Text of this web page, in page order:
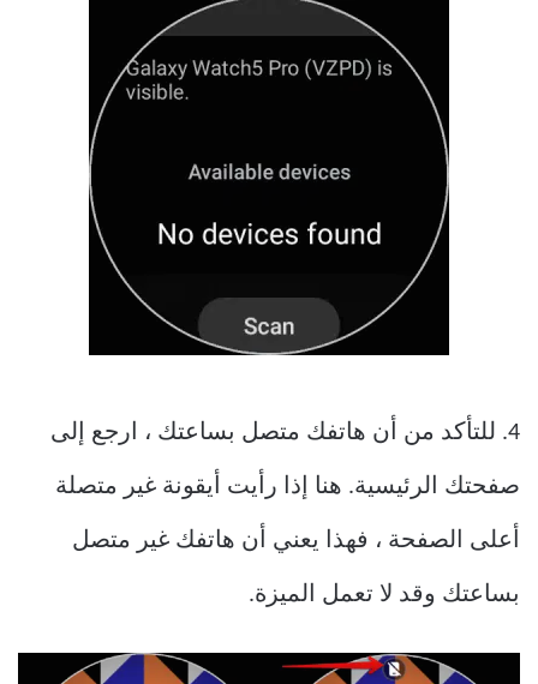
4. للتأكد من أن هاتفك متصل بساعتك ، ارجع إلى
صفحتك الرئيسية. هنا إذا رأيت أيقونة غير متصلة
أعلى الصفحة ، فهذا يعني أن هاتفك غير متصل
بساعتك وقد لا تعمل الميزة.